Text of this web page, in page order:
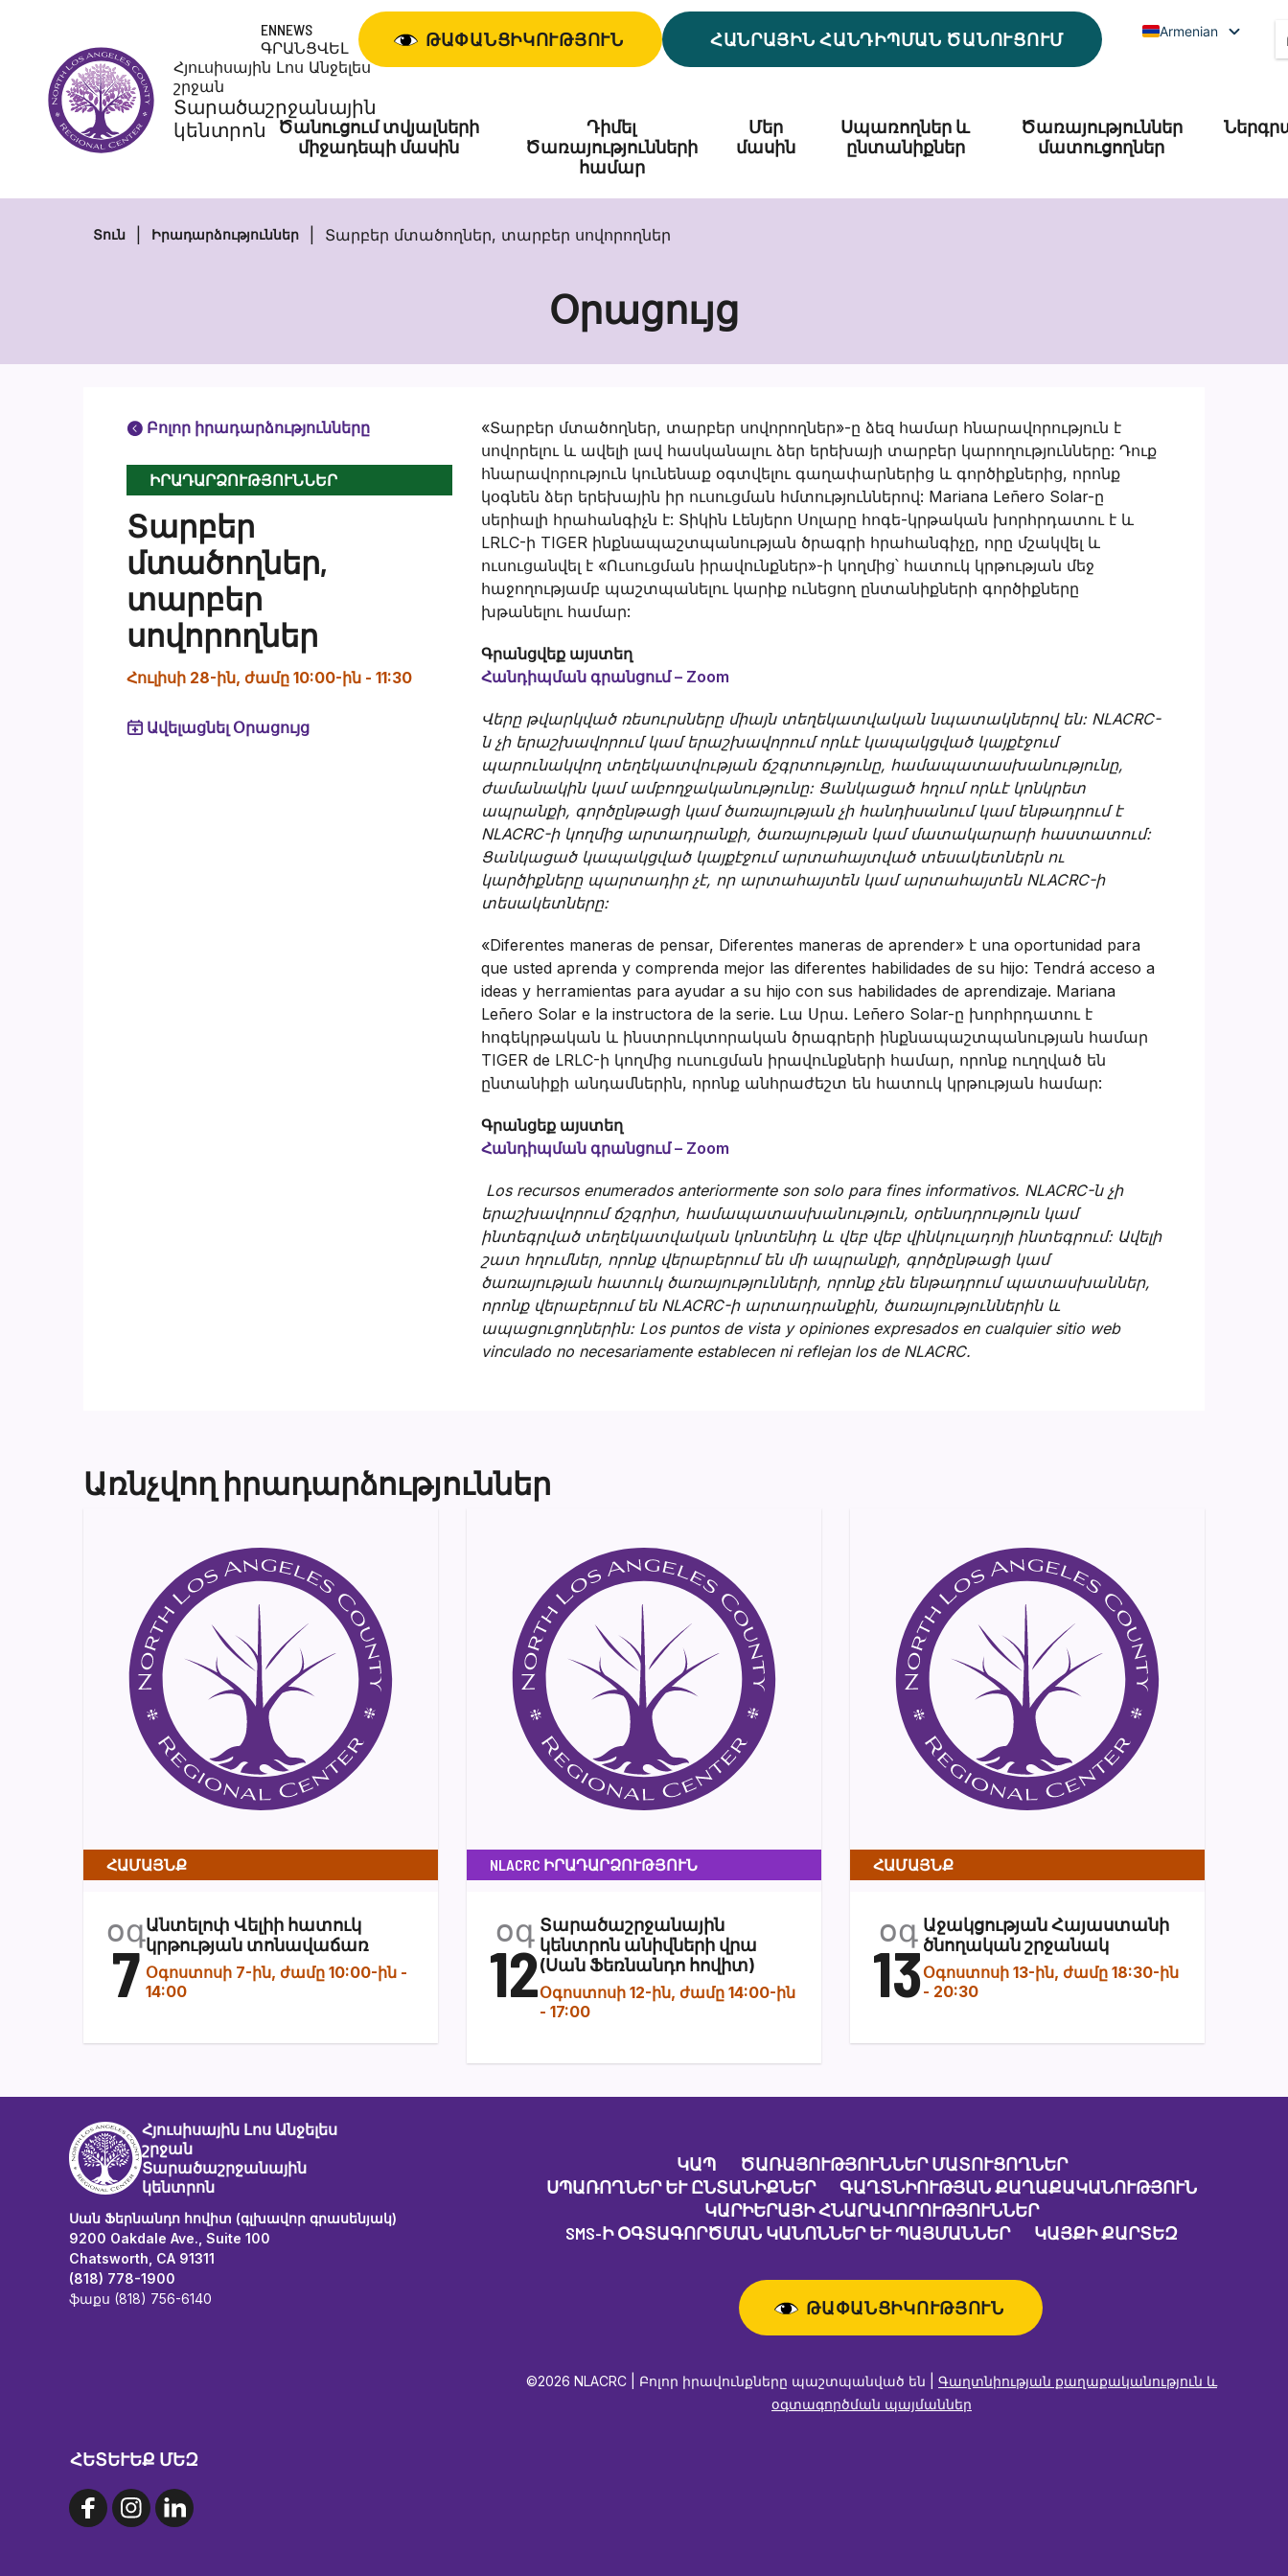
Հյուսիսային Լոս Անջելես
շրջան
Տարածաշրջանային
կենտրոն
ENNEWS
ԳՐԱՆՑՎԵԼ
ԹԱՓԱՆՑԻԿՈՒԹՅՈՒՆ ՀԱՆՐԱՅԻՆ ՀԱՆԴԻՊՄԱՆ ԾԱՆՈՒՑՈՒՄ Armenian
Ծանուցում տվյալների
միջադեպի մասին
Դիմել
Ծառայությունների
համար
Մեր
մասին
Սպառողներ և
ընտանիքներ
Ծառայություններ
մատուցողներ
Տուն Իրադարձություններ Տարբեր մտածողներ, տարբեր սովորողներ
Օրացույց
Բոլոր իրադարձությունները
ԻՐԱԴԱՐՁՈՒԹՅՈՒՆՆԵՐ
Տարբեր
մտածողներ,
տարբեր
սովորողներ
Հուլիսի 28-ին, ժամը 10:00-ին - 11:30
Ավելացնել Օրացույց
«Տարբեր մտածողներ, տարբեր սովորողներ»-ը ձեզ համար հնարավորություն է
սովորելու և ավելի լավ հասկանալու ձեր երեխայի տարբեր կարողությունները: Դուք
հնարավորություն կունենաք օգտվելու գաղափարներից և գործիքներից, որոնք
կօգնեն ձեր երեխային իր ուսուցման հմտություններով: Mariana Leñero Solar-ը
սերիալի հրահանգիչն է: Տիկին Լենյերո Սոլարը հոգե-կրթական խորհրդատու է և
LRLC-ի TIGER ինքնապաշտպանության ծրագրի հրահանգիչը, որը մշակվել և
ուսուցանվել է «Ուսուցման իրավունքներ»-ի կողմից՝ հատուկ կրթության մեջ
հաջողությամբ պաշտպանելու կարիք ունեցող ընտանիքների գործիքները
խթանելու համար:
Գրանցվեք այստեղ
Հանդիպման գրանցում – Zoom
Վերը թվարկված ռեսուրսները միայն տեղեկատվական նպատակներով են: NLACRC-
ն չի երաշխավորում կամ երաշխավորում որևէ կապակցված կայքէջում
պարունակվող տեղեկատվության ճշգրտությունը, համապատասխանությունը,
ժամանակին կամ ամբողջականությունը: Ցանկացած հղում որևէ կոնկրետ
ապրանքի, գործընթացի կամ ծառայության չի հանդիսանում կամ ենթադրում է
NLACRC-ի կողմից արտադրանքի, ծառայության կամ մատակարարի հաստատում:
Ցանկացած կապակցված կայքէջում արտահայտված տեսակետներն ու
կարծիքները պարտադիր չէ, որ արտահայտեն կամ արտահայտեն NLACRC-ի
տեսակետները:
«Diferentes maneras de pensar, Diferentes maneras de aprender» է una oportunidad para
que usted aprenda y comprenda mejor las diferentes habilidades de su hijo: Tendrá acceso a
ideas y herramientas para ayudar a su hijo con sus habilidades de aprendizaje. Mariana
Leñero Solar e la instructora de la serie. Լա Սրա. Leñero Solar-ը խորհրդատու է
հոգեկրթական և ինստրուկտորական ծրագրերի ինքնապաշտպանության համար
TIGER de LRLC-ի կողմից ուսուցման իրավունքների համար, որոնք ուղղված են
ընտանիքի անդամներին, որոնք անհրաժեշտ են հատուկ կրթության համար:
Գրանցեք այստեղ
Հանդիպման գրանցում – Zoom
Los recursos enumerados anteriormente son solo para fines informativos. NLACRC-ն չի
երաշխավորում ճշգրիտ, համապատասխանություն, օրենսդրություն կամ
ինտեգրված տեղեկատվական կոնտենիդ և վեբ վեբ վինկուլադոյի ինտեգրում: Ավելի
շատ հղումներ, որոնք վերաբերում են մի ապրանքի, գործընթացի կամ
ծառայության հատուկ ծառայությունների, որոնք չեն ենթադրում պատասխաններ,
որոնք վերաբերում են NLACRC-ի արտադրանքին, ծառայություններին և
ապացուցողներին: Los puntos de vista y opiniones expresados en cualquier sitio web
vinculado no necesariamente establecen ni reflejan los de NLACRC.
Առնչվող իրադարձություններ
ՀԱՄԱՅՆՔ
օգ
7
Անտելոփ Վելիի հատուկ
կրթության տոնավաճառ
Օգոստոսի 7-ին, ժամը 10:00-ին -
14:00
NLACRC ԻՐԱԴԱՐՁՈՒԹՅՈՒՆ
օգ
12
Տարածաշրջանային
կենտրոն անիվների վրա
(Սան Ֆեռնանդո հովիտ)
Օգոստոսի 12-ին, ժամը 14:00-ին
- 17:00
ՀԱՄԱՅՆՔ
օգ
13
Աջակցության Հայաստանի
ծնողական շրջանակ
Օգոստոսի 13-ին, ժամը 18:30-ին
- 20:30
Հյուսիսային Լոս Անջելես
շրջան
Տարածաշրջանային
կենտրոն
Սան Ֆերնանդո հովիտ (գլխավոր գրասենյակ)
9200 Oakdale Ave., Suite 100
Chatsworth, CA 91311
(818) 778-1900
ֆաքս (818) 756-6140
ԿԱՊ
ԾԱՌԱՅՈՒԹՅՈՒՆՆԵՐ ՄԱՏՈՒՑՈՂՆԵՐ
ՍՊԱՌՈՂՆԵՐ ԵՒ ԸՆՏԱՆԻՔՆԵՐ
ԳԱՂՏՆԻՈՒԹՅԱՆ ՔԱՂԱՔԱԿԱՆՈՒԹՅՈՒՆ
ԿԱՐԻԵՐԱՅԻ ՀՆԱՐԱՎՈՐՈՒԹՅՈՒՆՆԵՐ
SMS-Ի ՕԳՏԱԳՈՐԾՄԱՆ ԿԱՆՈՆՆԵՐ ԵՒ ՊԱՅՄԱՆՆԵՐ
ԿԱՅՔԻ ՔԱՐՏԵԶ
ԹԱՓԱՆՑԻԿՈՒԹՅՈՒՆ
©2026 NLACRC | Բոլոր իրավունքները պաշտպանված են | Գաղտնիության քաղաքականություն և
օգտագործման պայմաններ
ՀԵՏԵՒԵՔ ՄԵԶ